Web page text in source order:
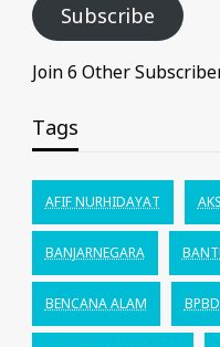
Subscribe
Join 6 Other
Tags
AFIF NURHIDAYAT
BANJARNEGARA
BENCANA ALAM BPBD